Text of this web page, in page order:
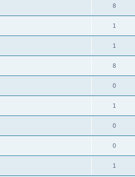
8
1
1
8
0
1
0
0
1